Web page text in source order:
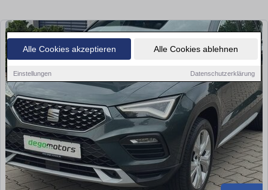
Alle Cookies akzeptieren Alle Cookies ablehnen
Einstellungen Datenschutzerklärung